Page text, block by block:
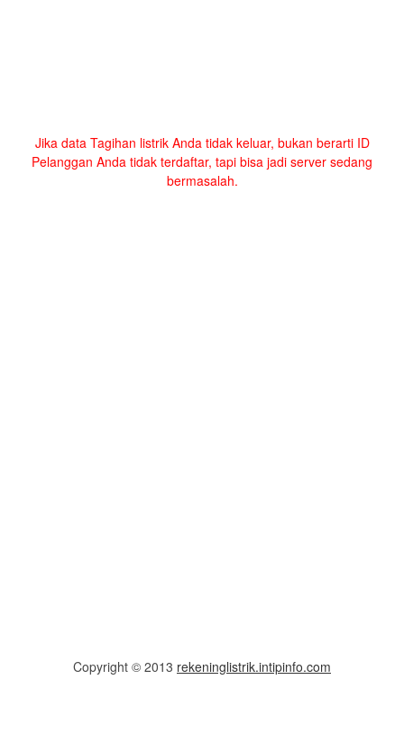
Jika data Tagihan listrik Anda tidak keluar, bukan berarti ID
Pelanggan Anda tidak terdaftar, tapi bisa jadi server sedang
bermasalah.
Copyright © 2013 rekeninglistrik.intipinfo.com